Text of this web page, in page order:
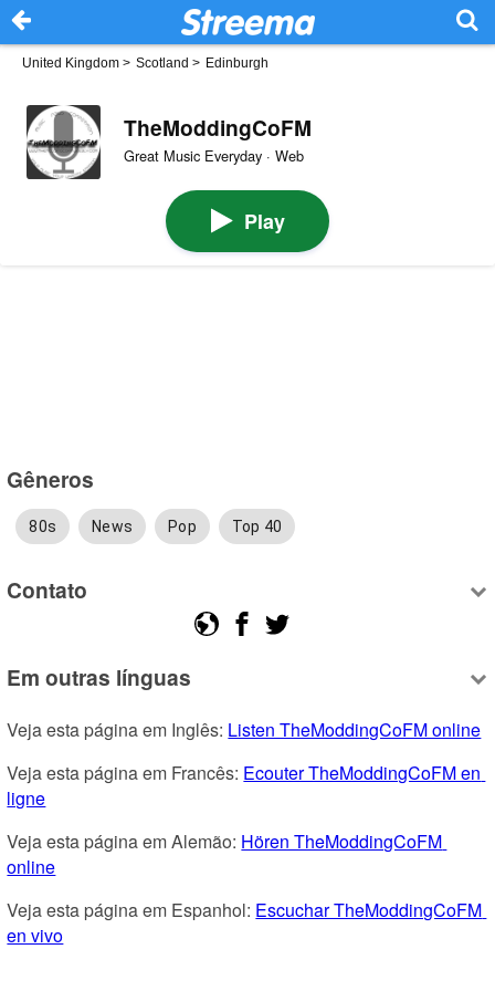
United Kingdom > Scotland > Edinburgh
TheModdingCoFM
Great Music Everyday · Web
Play
Gêneros
80s News Pop Top 40
Contato
Em outras línguas
Veja esta página em Inglês: Listen TheModdingCoFM online
Veja esta página em Francês: Ecouter TheModdingCoFM en
ligne
Veja esta página em Alemão: Hören TheModdingCoFM
online
Veja esta página em Espanhol: Escuchar TheModdingCoFM
en vivo